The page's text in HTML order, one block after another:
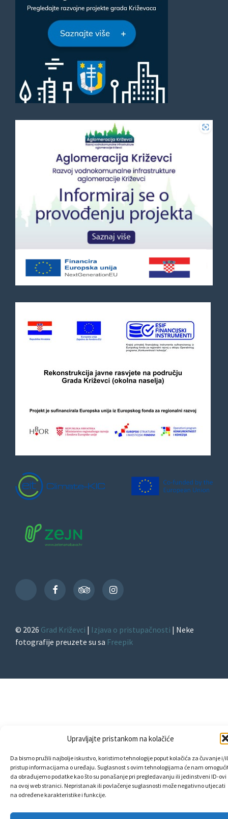
Upravljajte pristankom na kolačiće
Da bismo pružili najbolje iskustvo, koristimo tehnologije poput kolačića za čuvanje i/
pristup informacijama o uređaju. Suglasnost s ovim tehnologijama će nam
da obrađujemo podatke kao što su ponašanje pri pregledavanju ili jedinstveni ID-ovi
na ovoj web stranici. Nepristanak ili povlačenje suglasnosti može negativno utjecati
na određene karakteristike i funkcije.
TikTok
FacebookTripAdvisorInstagram
© 2026 Grad Križevci | Izjava o pristupačnosti | Neke
fotografije preuzete su sa Freepik